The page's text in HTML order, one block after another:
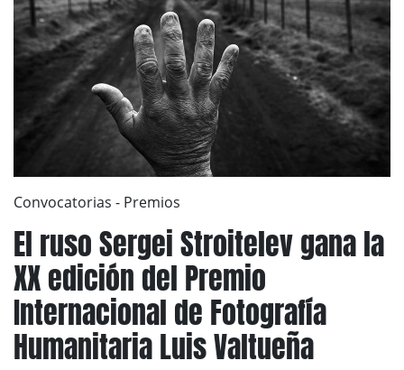
Convocatorias - Premios
El ruso Sergei Stroitelev gana la
XX edición del Premio
Internacional de Fotografía
Humanitaria Luis Valtueña